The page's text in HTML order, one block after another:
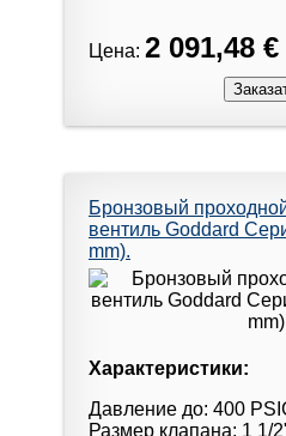
Цена: 2 091,48 €
Бронзовый
вентиль Goddard
mm).
Характеристики:
Давление до: 400
Размер клапана: 1 1/